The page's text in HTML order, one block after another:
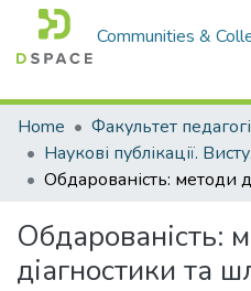
Communities &
Home
Обдарованість:
діагностики та